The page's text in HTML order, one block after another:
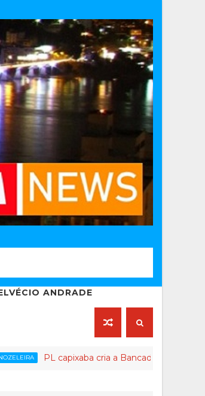
ANDRADE
capixaba cria a Bancada da Tornozeleira e dá